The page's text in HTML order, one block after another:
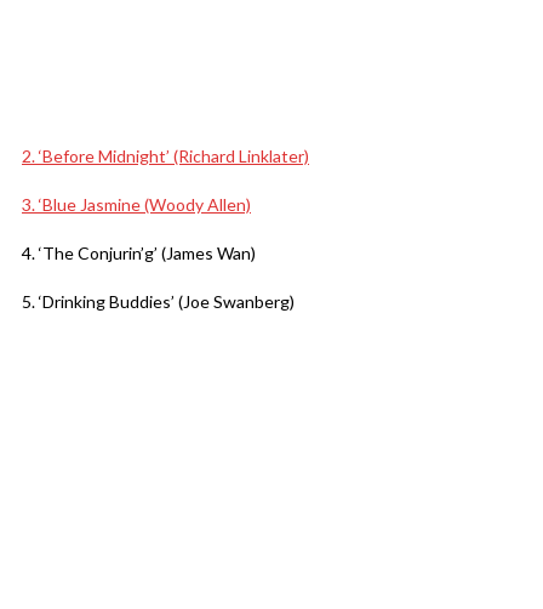
2. ‘Before Midnight’ (Richard Linklater)
3. ‘Blue Jasmine (Woody Allen)
4. ‘The Conjurin’g’ (James Wan)
5. ‘Drinking Buddies’ (Joe Swanberg)